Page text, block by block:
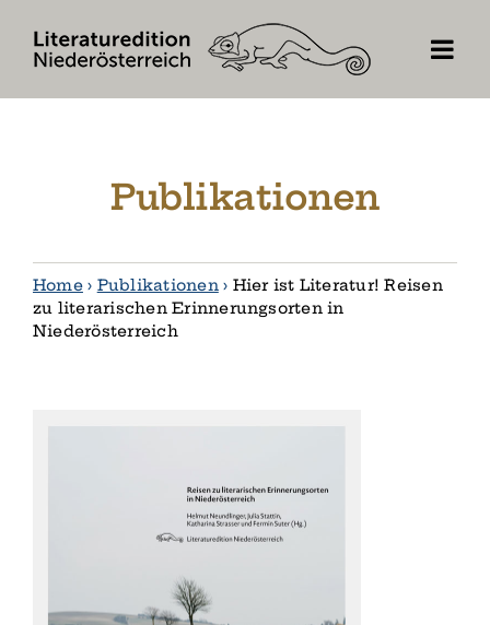
content
Publikationen
Home› Publikationen› Hier ist Literatur! Reisen
zu literarischen Erinnerungsorten in
Niederösterreich